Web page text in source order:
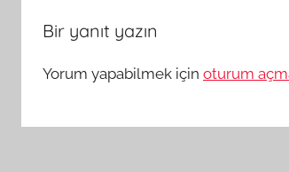
Bir yanıt yazın
Yorum yapabilmek için oturum